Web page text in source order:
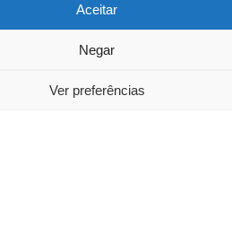
Aceitar
Negar
Ver preferências